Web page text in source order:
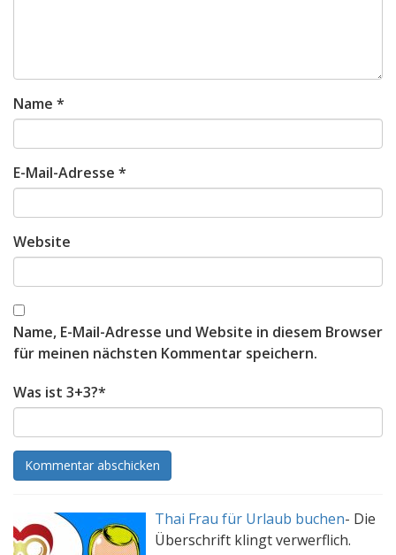
Name *
E-Mail-Adresse *
Website
Name, E-Mail-Adresse und Website in diesem Browser
für meinen nächsten Kommentar speichern.
Was ist 3+3?*
Thai Frau für Urlaub buchen- Die
Überschrift klingt verwerflich.